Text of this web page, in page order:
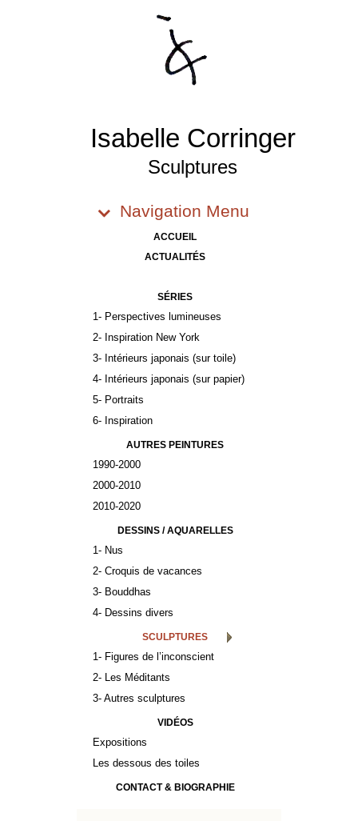
Isabelle Corringer
Sculptures
Navigation Menu
ACCUEIL
ACTUALITÉS
SÉRIES
1- Perspectives lumineuses
2- Inspiration New York
3- Intérieurs japonais (sur toile)
4- Intérieurs japonais (sur papier)
5- Portraits
6- Inspiration
AUTRES PEINTURES
1990-2000
2000-2010
2010-2020
DESSINS / AQUARELLES
1- Nus
2- Croquis de vacances
3- Bouddhas
4- Dessins divers
SCULPTURES
1- Figures de l’inconscient
2- Les Méditants
3- Autres sculptures
VIDÉOS
Expositions
Les dessous des toiles
CONTACT & BIOGRAPHIE